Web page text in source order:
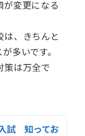
変更になる
、きちんと
多いです。
策は万全で
試 知ってお